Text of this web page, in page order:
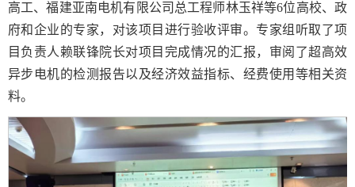
高工、福建亚南电机有限公司总工程师林玉祥等6位高校、政
府和企业的专家，对该项目进行验收评审。专家组听取了项
目负责人赖联锋院长对项目完成情况的汇报，审阅了超高效
异步电机的检测报告以及经济效益指标、经费使用等相关资
料。